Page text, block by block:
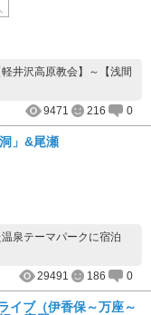
井沢高原教会】～【浅間
9471
216 0
」&尾瀬
泉テーマパークに宿泊
29491
186 0
イブ（伊香保～万座～